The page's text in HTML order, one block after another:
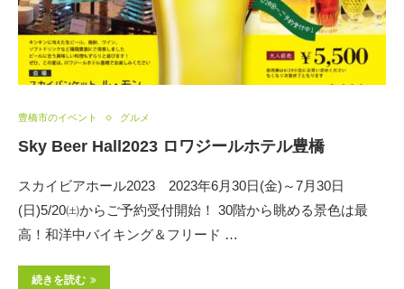
豊橋市のイベント グルメ
Sky Beer Hall2023 ロワジールホテル豊橋
スカイビアホール2023 2023年6月30日(金)～7月30日
(日)5/20㈯からご予約受付開始！ 30階から眺める景色は最
高！和洋中バイキング＆フリード …
続きを読む